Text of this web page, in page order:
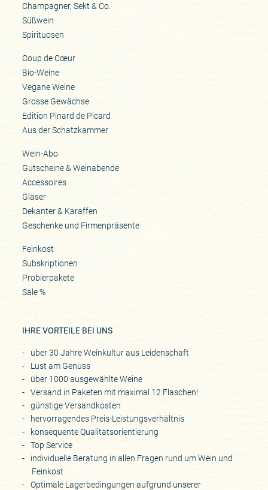
Champagner, Sekt & Co.
Süßwein
Spirituosen
Coup de Cœur
Bio-Weine
Vegane Weine
Grosse Gewächse
Edition Pinard de Picard
Aus der Schatzkammer
Wein-Abo
Gutscheine & Weinabende
Accessoires
Gläser
Dekanter & Karaffen
Geschenke und Firmenpräsente
Feinkost
Subskriptionen
Probierpakete
Sale %
IHRE VORTEILE BEI UNS
über 30 Jahre Weinkultur aus Leidenschaft
Lust am Genuss
über 1000 ausgewählte Weine
Versand in Paketen mit maximal 12 Flaschen!
günstige Versandkosten
hervorragendes Preis-Leistungsverhältnis
konsequente Qualitätsorientierung
Top Service
individuelle Beratung in allen Fragen rund um Wein und
Feinkost
Optimale Lagerbedingungen aufgrund unserer